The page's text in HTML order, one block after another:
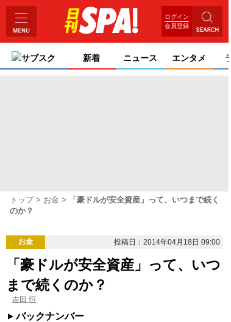
ログイン
会員登録
サブスク 新着 ニュース エンタメ
トップ お金
「豪ドルが安全資産」って、いつまで続く
のか？
お金 投稿日：2014年04月18日 09:00
「豪ドルが安全資産」って、いつ
まで続くのか？
吉田 恒
バックナンバー